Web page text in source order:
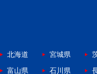
北海道 宮城県
富山県
石川県